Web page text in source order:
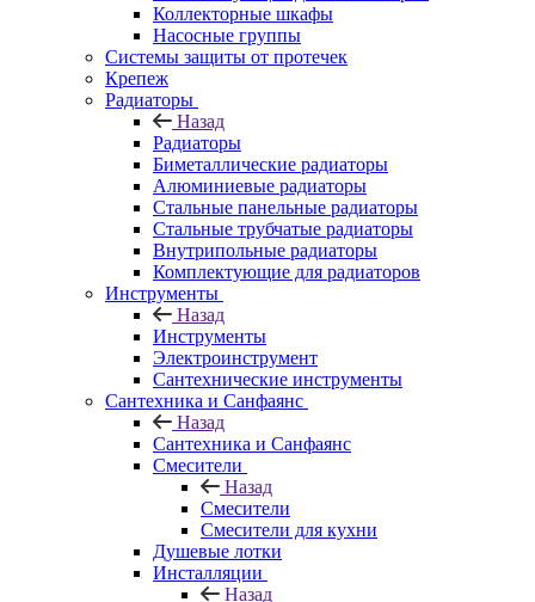
Коллекторные шкафы
Насосные группы
Системы защиты от протечек
Крепеж
Радиаторы
Назад
Радиаторы
Биметаллические радиаторы
Алюминиевые радиаторы
Стальные панельные радиаторы
Стальные трубчатые радиаторы
Внутрипольные радиаторы
Комплектующие для радиаторов
Инструменты
Назад
Инструменты
Электроинструмент
Сантехнические инструменты
Сантехника и Санфаянс
Назад
Сантехника и Санфаянс
Смесители
Назад
Смесители
Смесители для кухни
Душевые лотки
Инсталляции
Назад